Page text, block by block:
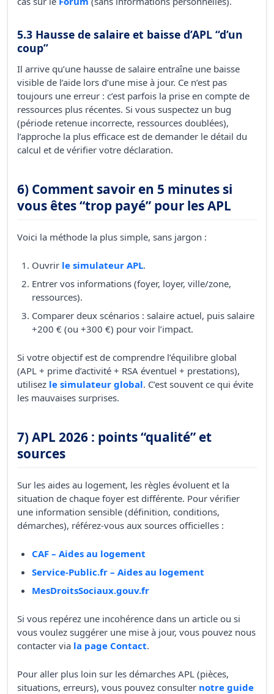
5.3 Hausse de salaire et baisse d’APL “d’un
coup”
Il arrive qu’une hausse de salaire entraîne une baisse
visible de l’aide lors d’une mise à jour. Ce n’est pas
toujours une erreur : c’est parfois la prise en compte de
ressources plus récentes. Si vous suspectez un bug
(période retenue incorrecte, ressources doublées),
l’approche la plus efficace est de demander le détail du
calcul et de vérifier votre déclaration.
6) Comment savoir en 5 minutes si
vous êtes “trop payé” pour les APL
Voici la méthode la plus simple, sans jargon :
Ouvrir le simulateur APL.
Entrer vos informations (foyer, loyer, ville/zone,
ressources).
Comparer deux scénarios : salaire actuel, puis salaire
+200 € (ou +300 €) pour voir l’impact.
Si votre objectif est de comprendre l’équilibre global
(APL + prime d’activité + RSA éventuel + prestations),
utilisez le simulateur global. C’est souvent ce qui évite
les mauvaises surprises.
7) APL 2026 : points “qualité” et
sources
Sur les aides au logement, les règles évoluent et la
situation de chaque foyer est différente. Pour vérifier
une information sensible (définition, conditions,
démarches), référez-vous aux sources officielles :
CAF – Aides au logement
Service-Public.fr – Aides au logement
MesDroitsSociaux.gouv.fr
Si vous repérez une incohérence dans un article ou si
vous voulez suggérer une mise à jour, vous pouvez nous
contacter via la page Contact.
Pour aller plus loin sur les démarches APL (pièces,
situations, erreurs), vous pouvez consulter notre guide